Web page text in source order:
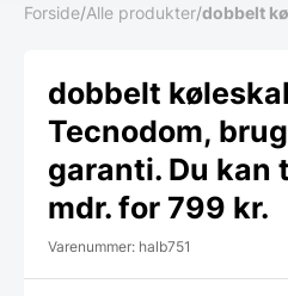
Forside/Alle produkter/dobbelt
dobbelt
Tecnodom,
garanti. Du kan
mdr. for 799 kr.
Varenummer: halb751